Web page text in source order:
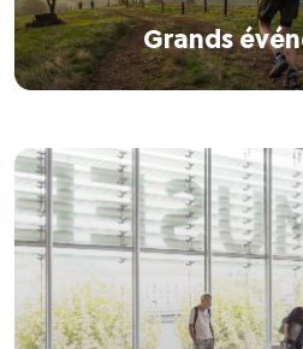
Grands